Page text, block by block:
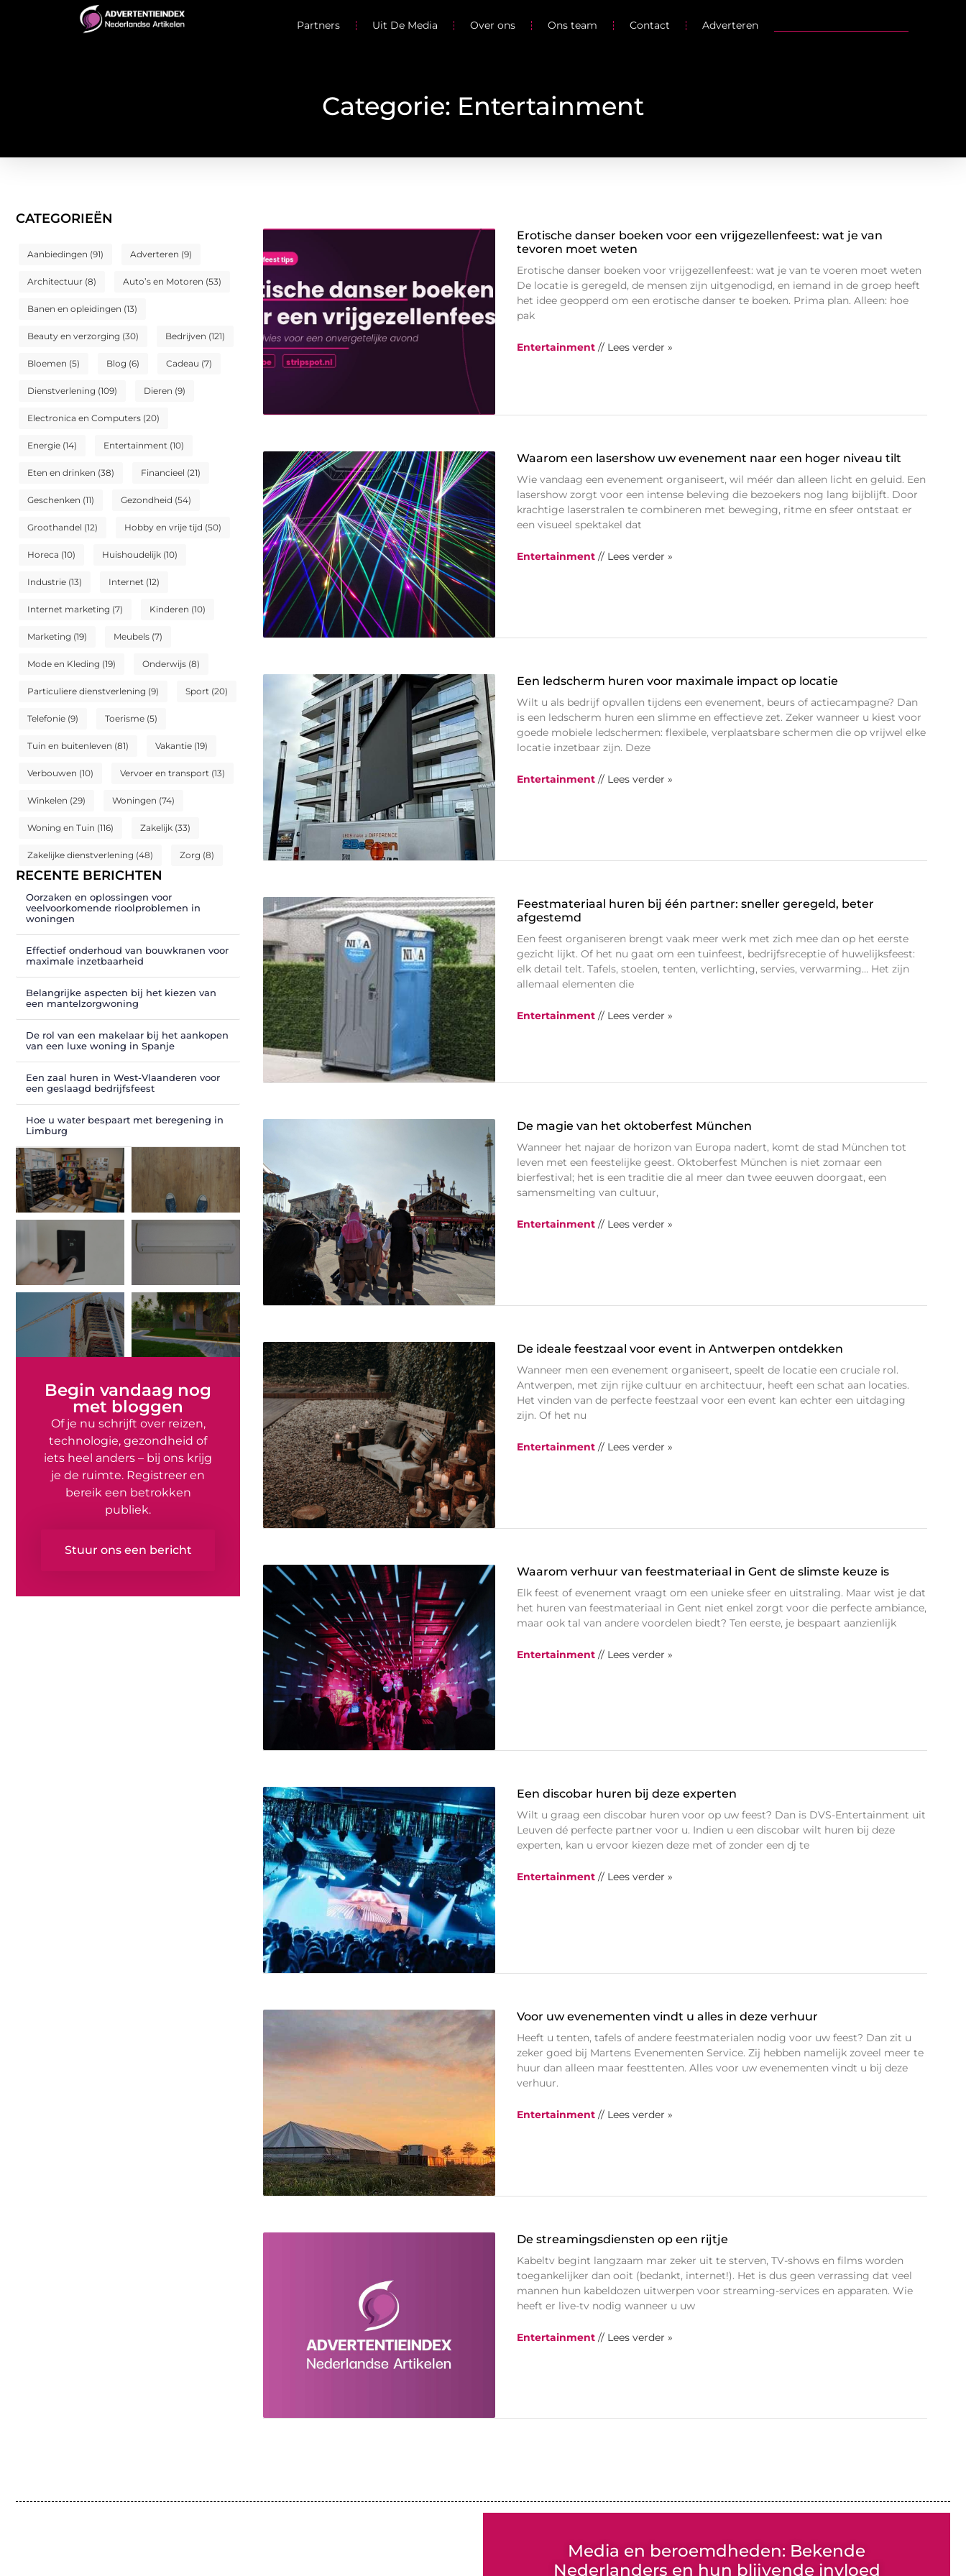
Partners Uit De Media Over ons Ons team Contact Adverteren
Categorie: Entertainment
CATEGORIEËN
Aanbiedingen (91) Adverteren (9)
Architectuur (8) Auto’s en Motoren (53)
Banen en opleidingen (13)
Beauty en verzorging (30) Bedrijven (121)
Bloemen (5) Blog (6) Cadeau (7)
Dienstverlening (109) Dieren (9)
Electronica en Computers (20)
Energie (14) Entertainment (10)
Eten en drinken (38) Financieel (21)
Geschenken (11) Gezondheid (54)
Groothandel (12) Hobby en vrije tijd (50)
Horeca (10) Huishoudelijk (10)
Industrie (13) Internet (12)
Internet marketing (7) Kinderen (10)
Marketing (19) Meubels (7)
Mode en Kleding (19) Onderwijs (8)
Particuliere dienstverlening (9) Sport (20)
Telefonie (9) Toerisme (5)
Tuin en buitenleven (81) Vakantie (19)
Verbouwen (10) Vervoer en transport (13)
Winkelen (29) Woningen (74)
Woning en Tuin (116) Zakelijk (33)
Zakelijke dienstverlening (48) Zorg (8)
RECENTE BERICHTEN
Oorzaken en oplossingen voor
veelvoorkomende rioolproblemen in
woningen
Effectief onderhoud van bouwkranen voor
maximale inzetbaarheid
Belangrijke aspecten bij het kiezen van
een mantelzorgwoning
De rol van een makelaar bij het aankopen
van een luxe woning in Spanje
Een zaal huren in West-Vlaanderen voor
een geslaagd bedrijfsfeest
Hoe u water bespaart met beregening in
Limburg
Begin vandaag nog
met bloggen
Of je nu schrijft over reizen,
technologie, gezondheid of
iets heel anders – bij ons krijg
je de ruimte. Registreer en
bereik een betrokken
publiek.
Stuur ons een bericht
Erotische danser boeken voor een vrijgezellenfeest: wat je van
tevoren moet weten
Erotische danser boeken voor vrijgezellenfeest: wat je van te voeren moet weten
De locatie is geregeld, de mensen zijn uitgenodigd, en iemand in de groep heeft
het idee geopperd om een erotische danser te boeken. Prima plan. Alleen: hoe
pak
Entertainment // Lees verder »
Waarom een lasershow uw evenement naar een hoger niveau tilt
Wie vandaag een evenement organiseert, wil méér dan alleen licht en geluid. Een
lasershow zorgt voor een intense beleving die bezoekers nog lang bijblijft. Door
krachtige laserstralen te combineren met beweging, ritme en sfeer ontstaat er
een visueel spektakel dat
Entertainment // Lees verder »
Een ledscherm huren voor maximale impact op locatie
Wilt u als bedrijf opvallen tijdens een evenement, beurs of actiecampagne? Dan
is een ledscherm huren een slimme en effectieve zet. Zeker wanneer u kiest voor
goede mobiele ledschermen: flexibele, verplaatsbare schermen die op vrijwel elke
locatie inzetbaar zijn. Deze
Entertainment // Lees verder »
Feestmateriaal huren bij één partner: sneller geregeld, beter
afgestemd
Een feest organiseren brengt vaak meer werk met zich mee dan op het eerste
gezicht lijkt. Of het nu gaat om een tuinfeest, bedrijfsreceptie of huwelijksfeest:
elk detail telt. Tafels, stoelen, tenten, verlichting, servies, verwarming… Het zijn
allemaal elementen die
Entertainment // Lees verder »
De magie van het oktoberfest München
Wanneer het najaar de horizon van Europa nadert, komt de stad München tot
leven met een feestelijke geest. Oktoberfest München is niet zomaar een
bierfestival; het is een traditie die al meer dan twee eeuwen doorgaat, een
samensmelting van cultuur,
Entertainment // Lees verder »
De ideale feestzaal voor event in Antwerpen ontdekken
Wanneer men een evenement organiseert, speelt de locatie een cruciale rol.
Antwerpen, met zijn rijke cultuur en architectuur, heeft een schat aan locaties.
Het vinden van de perfecte feestzaal voor een event kan echter een uitdaging
zijn. Of het nu
Entertainment // Lees verder »
Waarom verhuur van feestmateriaal in Gent de slimste keuze is
Elk feest of evenement vraagt om een unieke sfeer en uitstraling. Maar wist je dat
het huren van feestmateriaal in Gent niet enkel zorgt voor die perfecte ambiance,
maar ook tal van andere voordelen biedt? Ten eerste, je bespaart aanzienlijk
Entertainment // Lees verder »
Een discobar huren bij deze experten
Wilt u graag een discobar huren voor op uw feest? Dan is DVS-Entertainment uit
Leuven dé perfecte partner voor u. Indien u een discobar wilt huren bij deze
experten, kan u ervoor kiezen deze met of zonder een dj te
Entertainment // Lees verder »
Voor uw evenementen vindt u alles in deze verhuur
Heeft u tenten, tafels of andere feestmaterialen nodig voor uw feest? Dan zit u
zeker goed bij Martens Evenementen Service. Zij hebben namelijk zoveel meer te
huur dan alleen maar feesttenten. Alles voor uw evenementen vindt u bij deze
verhuur.
Entertainment // Lees verder »
De streamingsdiensten op een rijtje
Kabeltv begint langzaam mar zeker uit te sterven, TV-shows en films worden
toegankelijker dan ooit (bedankt, internet!). Het is dus geen verrassing dat veel
mannen hun kabeldozen uitwerpen voor streaming-services en apparaten. Wie
heeft er live-tv nodig wanneer u uw
Entertainment // Lees verder »
Media en beroemdheden: Bekende
Nederlanders en hun blijvende invloed